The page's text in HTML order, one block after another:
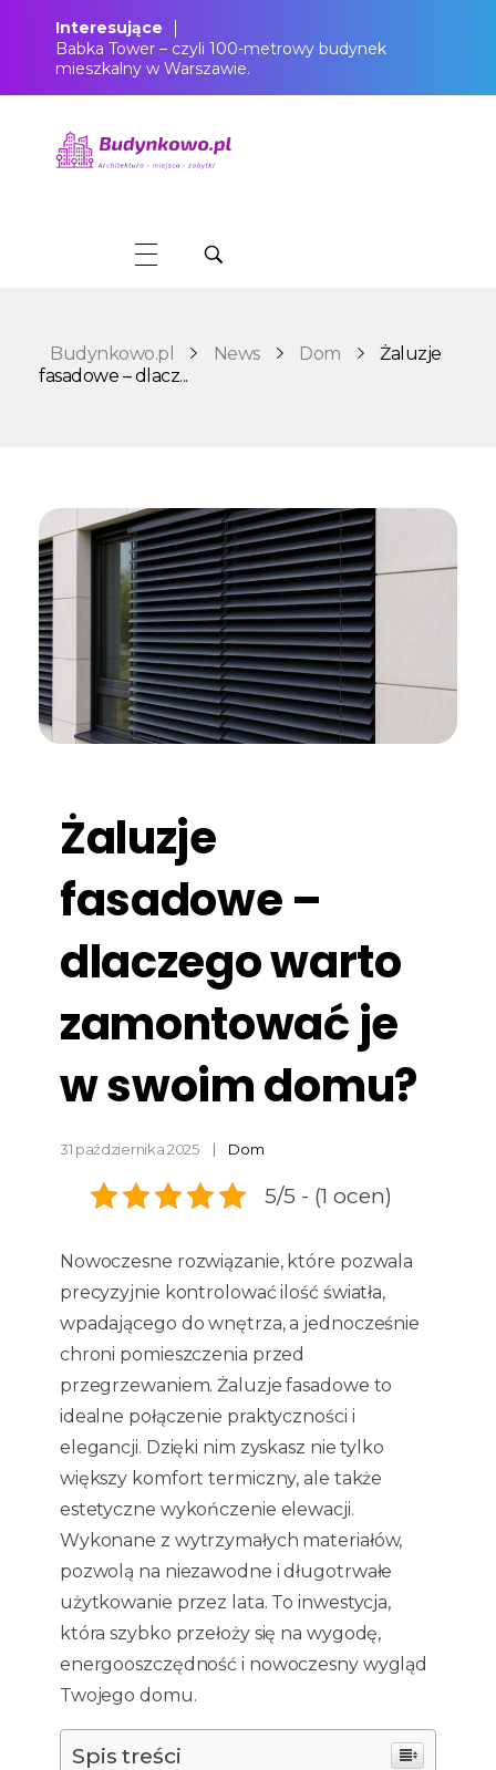
Interesujące
Babka Tower – czyli 100-metrowy budynek
mieszkalny w Warszawie.
Budynkowo.pl News Dom
Żaluzje
fasadowe – dlacz...
Żaluzje
fasadowe –
dlaczego warto
zamontować je
w swoim domu?
31 października 2025 Dom
5/5 - (1 ocen)
Nowoczesne rozwiązanie, które pozwala
precyzyjnie kontrolować ilość światła,
wpadającego do wnętrza, a jednocześnie
chroni pomieszczenia przed
przegrzewaniem. Żaluzje fasadowe to
idealne połączenie praktyczności i
elegancji. Dzięki nim zyskasz nie tylko
większy komfort termiczny, ale także
estetyczne wykończenie elewacji.
Wykonane z wytrzymałych materiałów,
pozwolą na niezawodne i długotrwałe
użytkowanie przez lata. To inwestycja,
która szybko przełoży się na wygodę,
energooszczędność i nowoczesny wygląd
Twojego domu.
Spis treści